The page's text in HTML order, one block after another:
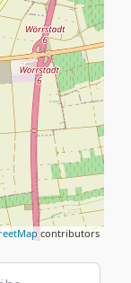
contributors